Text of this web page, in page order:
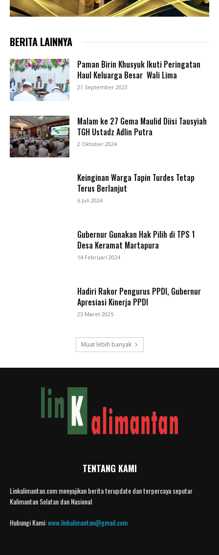
BERITA LAINNYA
Paman Birin Khusyuk Ikuti Peringatan
Haul Keluarga Besar Wali Lima
21 September 2023
Malam ke 27 Gema Maulid Diisi Tausyiah
TGH Ustadz Adlin Putra
2 Oktober 2024
Keinginan Warga Tapin Turdes Tetap
Terus Berlanjut
6 Juli 2024
Gubernur Gunakan Hak Pilih di TPS 1
Desa Keramat Martapura
14 Februari 2024
Hadiri Rakor Pengurus PPDI, Gubernur
Apresiasi Kinerja PPDI
23 Maret 2025
Muat lebih banyak
TENTANG KAMI
Linkalimantan.com menyajikan berita terupdate dan terpercaya seputar
Kalimantan Selatan dan Nasional
Hubungi Kami:www.linkalimantan@gmail.com